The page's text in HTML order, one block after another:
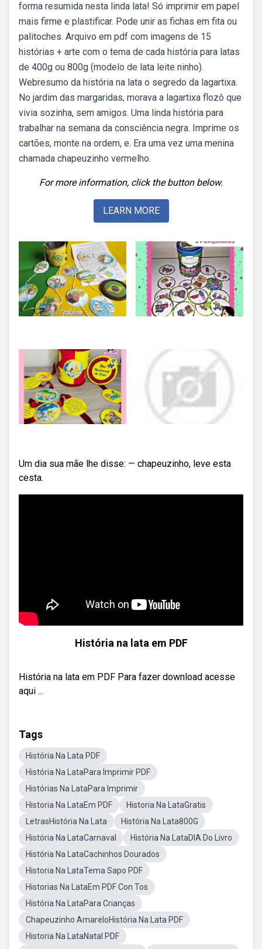
forma resumida nesta linda lata! Só imprimir em papel
mais firme e plastificar. Pode unir as fichas em fita ou
palitoches. Arquivo em pdf com imagens de 15
histórias + arte com o tema de cada história para latas
de 400g ou 800g (modelo de lata leite ninho).
Webresumo da história na lata o segredo da lagartixa.
No jardim das margaridas, morava a lagartixa flozô que
vivia sozinha, sem amigos. Uma linda história para
trabalhar na semana da consciência negra. Imprime os
cartões, monte na ordem, e. Era uma vez uma menina
chamada chapeuzinho vermelho.
For more information, click the button below.
LEARN MORE
Um dia sua mãe lhe disse: — chapeuzinho, leve esta
cesta.
História na lata em PDF
História na lata em PDF Para fazer download acesse
aqui ...
Tags
História Na Lata PDF
História Na LataPara Imprimir PDF
Histórias Na LataPara Imprimir
Historia Na LataEm PDF
Historia Na LataGratis
LetrasHistória Na Lata
História Na Lata800G
História Na LataCarnaval
História Na LataDIA Do Livro
História Na LataCachinhos Dourados
Historia Na LataTema Sapo PDF
Historias Na LataEm PDF Con Tos
História Na LataPara Crianças
Chapeuzinho AmareloHistória Na Lata PDF
Historia Na LataNatal PDF